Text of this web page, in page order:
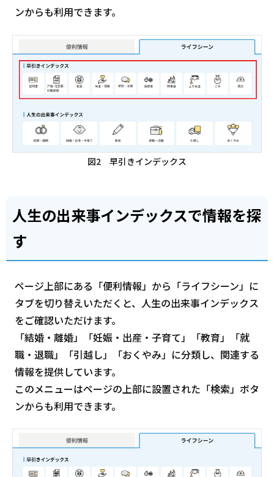
ンからも利用できます。
図2 早引きインデックス
人生の出来事インデックスで情報を探
す
ページ上部にある「便利情報」から「ライフシーン」に
タブを切り替えいただくと、人生の出来事インデックス
をご確認いただけます。
「結婚・離婚」「妊娠・出産・子育て」「教育」「就
職・退職」「引越し」「おくやみ」に分類し、関連する
情報を提供しています。
このメニューはページの上部に設置された「検索」ボタ
ンからも利用できます。